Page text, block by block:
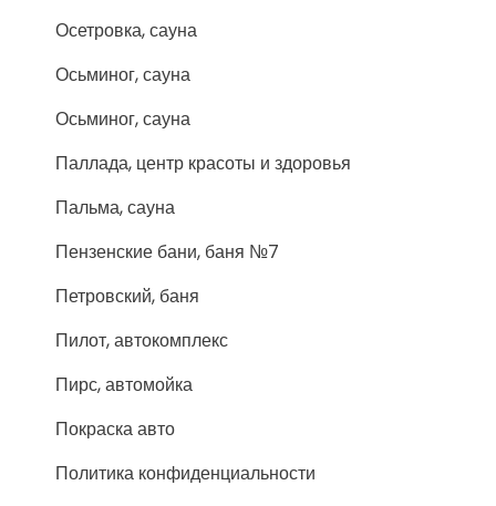
Осетровка, сауна
Осьминог, сауна
Осьминог, сауна
Паллада, центр красоты и здоровья
Пальма, сауна
Пензенские бани, баня №7
Петровский, баня
Пилот, автокомплекс
Пирс, автомойка
Покраска авто
Политика конфиденциальности